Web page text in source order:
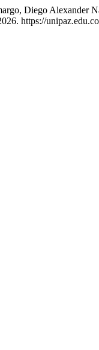
Diego Alexander
https://